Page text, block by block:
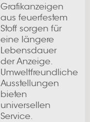
Grafikanzeigen
aus feuerfestem
Stoff sorgen für
eine längere
Lebensdauer
der Anzeige.
Umweltfreundliche
Ausstellungen
bieten
universellen
Service.